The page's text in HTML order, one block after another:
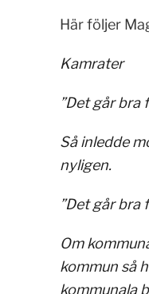
Här följer
Kamrater
”Det går bra
Så inledde
nyligen.
”Det går bra
Om
kommun så
kommunala